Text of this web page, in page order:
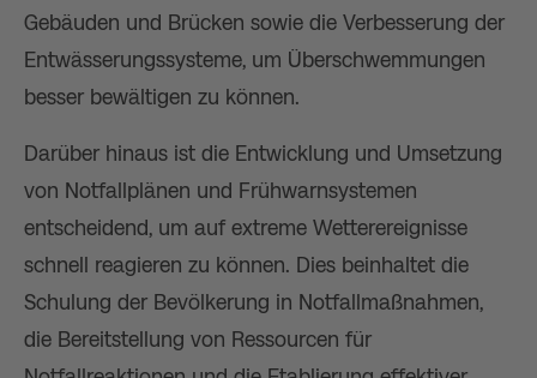
Gebäuden und Brücken sowie die Verbesserung der
Entwässerungssysteme, um Überschwemmungen
besser bewältigen zu können.
Darüber hinaus ist die Entwicklung und Umsetzung
von Notfallplänen und Frühwarnsystemen
entscheidend, um auf extreme Wetterereignisse
schnell reagieren zu können. Dies beinhaltet die
Schulung der Bevölkerung in Notfallmaßnahmen,
die Bereitstellung von Ressourcen für